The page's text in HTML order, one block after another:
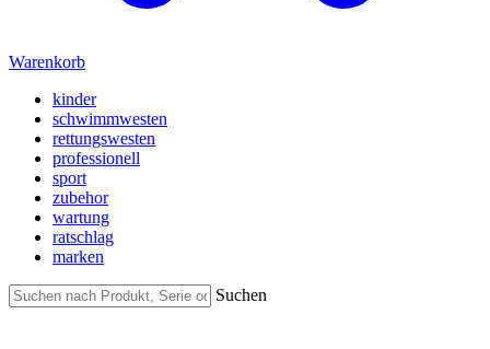
Warenkorb
kinder
schwimmwesten
rettungswesten
professionell
sport
zubehor
wartung
ratschlag
marken
Suchen